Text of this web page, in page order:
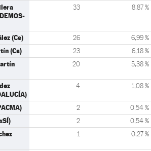
33 8,87 %
(Cs) 26 6,99 %
(Cs) 23 6,18 %
20 5,38 %
4 1,08 %
2 0,54 %
2 0,54 %
1 0,27 %